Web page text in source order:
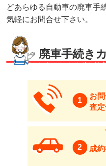
どあらゆる自動車の廃車手
気軽にお問合せ下さい。
廃車手続き
1
お
査
2 成